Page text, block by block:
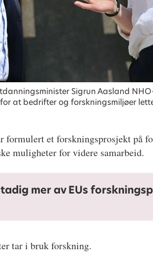
Sigrun Aasland
at bedrifter og forskningsmiljøer
formulert et forskningsprosjekt på
muligheter for videre samarbeid.
mer av EUs
tar i bruk forskning.